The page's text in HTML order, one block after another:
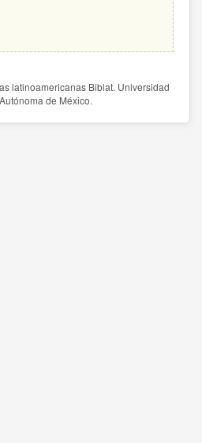
latinoamericanas Biblat. Universidad
de México.